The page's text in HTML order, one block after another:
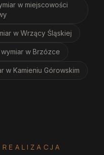
w miejscowości
w Wrzący Śląskiej
w Brzózce
w Kamieniu Górowskim
REALIZACJA